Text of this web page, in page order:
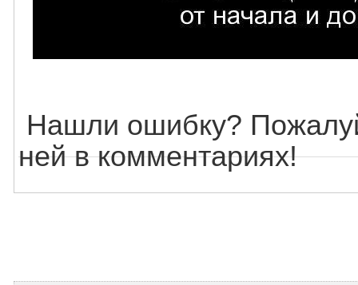
Нашли ошибку?
ней в комментариях!